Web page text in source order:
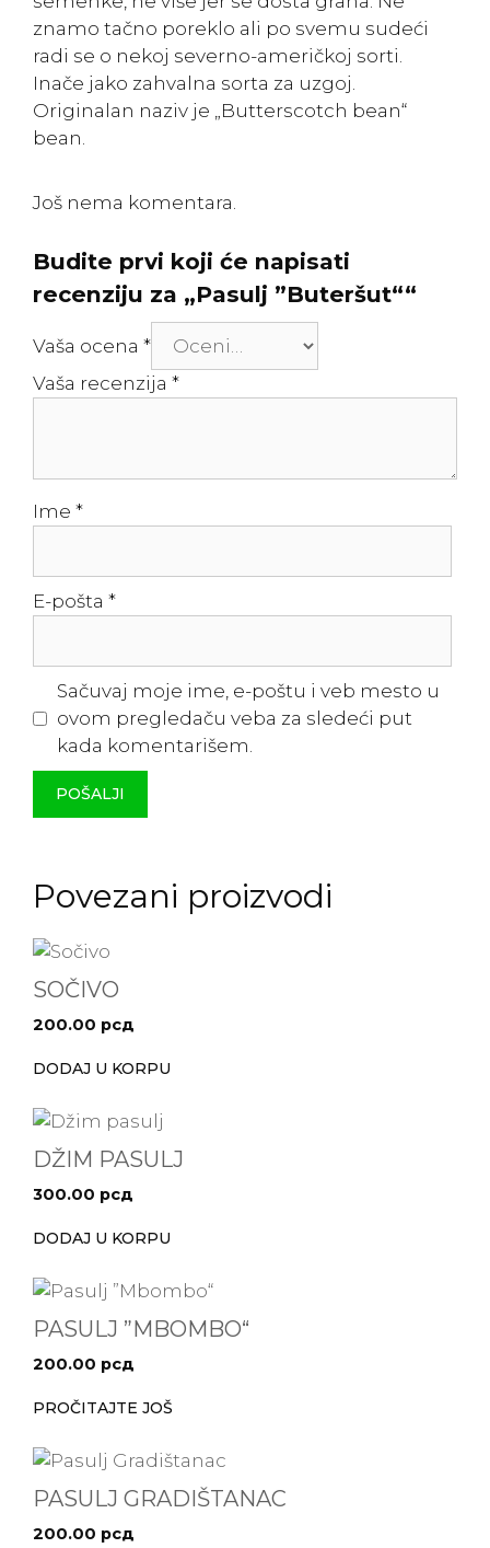
znamo tačno poreklo ali po svemu sudeći
radi se o nekoj severno-američkoj sorti.
Inače jako zahvalna sorta za uzgoj.
Originalan naziv je „Butterscotch bean“
bean.
Još nema komentara.
Budite prvi koji će napisati
recenziju za „Pasulj ”Buteršut““
Vaša ocena *
Vaša recenzija *
Ime *
E-pošta *
Sačuvaj moje ime, e-poštu i veb mesto u
ovom pregledaču veba za sledeći put
kada komentarišem.
Povezani proizvodi
SOČIVO
200.00 рсд
DODAJ U KORPU
DŽIM PASULJ
300.00 рсд
DODAJ U KORPU
PASULJ ”MBOMBO“
200.00 рсд
PROČITAJTE JOŠ
PASULJ GRADIŠTANAC
200.00 рсд